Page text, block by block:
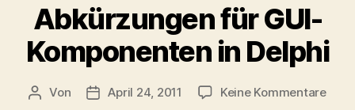
Abkürzungen für GUI-
Komponenten in Delphi
Beitragsautor
Von Veröffentlichungsdatum
April 24, 2011 Keine Kommentarezu